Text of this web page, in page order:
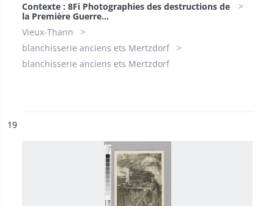
Contexte : 8Fi Photographies des destructions de
la Première Guerre...
Vieux-Thann
blanchisserie anciens ets Mertzdorf
blanchisserie anciens ets Mertzdorf
n°
19